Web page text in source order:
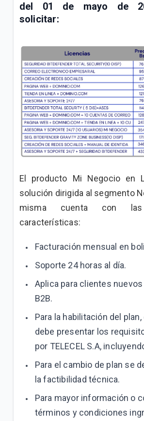
Un canal de atención exclusivo para
negocio
mayor velocidad!
Conozca los Planes Bolsas Ilimitadas
Promoción "Conecta tu M2M"
Incrementamos la velocidad de su
Inicial sin costo adicional
del 01 de mayo de
solicitar:
El producto Mi Negocio en
solución dirigida al segmento
misma cuenta con las
características:
Facturación mensual en
Soporte 24 horas al día.
Aplica para clientes
B2B.
Para la habilitación del
debe presentar los
por TELECEL S.A,
Para el cambio de plan se
la factibilidad técnica.
Para mayor información o
términos y condiciones